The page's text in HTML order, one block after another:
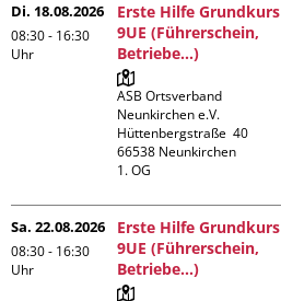
Di. 18.08.2026
08:30 - 16:30
Uhr
Erste Hilfe Grundkurs
9UE (Führerschein,
Betriebe...)
ASB Ortsverband
Neunkirchen e.V.
Hüttenbergstraße  40
66538 Neunkirchen
1. OG
Sa. 22.08.2026
08:30 - 16:30
Uhr
Erste Hilfe Grundkurs
9UE (Führerschein,
Betriebe...)